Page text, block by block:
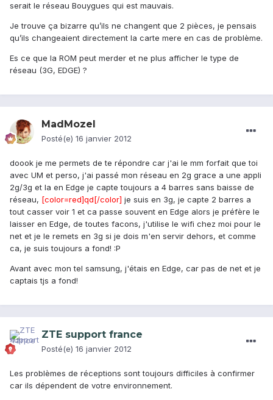
serait le réseau Bouygues qui est mauvais.
Je trouve ça bizarre qu’ils ne changent que 2 pièces, je pensais
qu’ils changeaient directement la carte mere en cas de problème.
Es ce que la ROM peut merder et ne plus afficher le type de
réseau (3G, EDGE) ?
MadMozel
Posté(e) 16 janvier 2012
doook je me permets de te répondre car j'ai le mm forfait que toi
avec UM et perso, j'ai passé mon réseau en 2g grace a une appli
2g/3g et la en Edge je capte toujours a 4 barres sans baisse de
réseau, [color=red]qd[/color] je suis en 3g, je capte 2 barres a
tout casser voir 1 et ca passe souvent en Edge alors je préfère le
laisser en Edge, de toutes facons, j'utilise le wifi chez moi pour le
net et je le remets en 3g si je dois m'en servir dehors, et comme
ca, je suis toujours a fond! :P
Avant avec mon tel samsung, j'étais en Edge, car pas de net et je
captais tjs a fond!
ZTE support france
Posté(e) 16 janvier 2012
Les problèmes de réceptions sont toujours difficiles à confirmer
car ils dépendent de votre environnement.